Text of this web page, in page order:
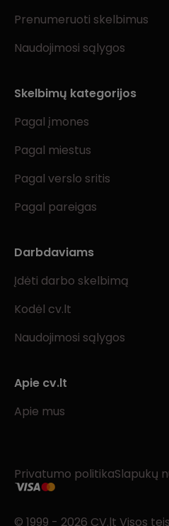
Prenumeruoti skelbimus
Naudojimosi sąlygos
Skelbimų kategorijos
Pagal įmones
Pagal miestus
Pagal verslo sritis
Pagal pareigas
Darbdaviams
Įdėti darbo skelbimą
Kodėl cv.lt
Naudojimosi sąlygos
Apie cv.lt
Apie mus
Privatumo politikaSlapukų
© 1999 - 2026 CV.lt Visos